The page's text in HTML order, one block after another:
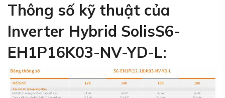
Thông số kỹ thuật của
Inverter Hybrid SolisS6-
EH1P16K03-NV-YD-L: